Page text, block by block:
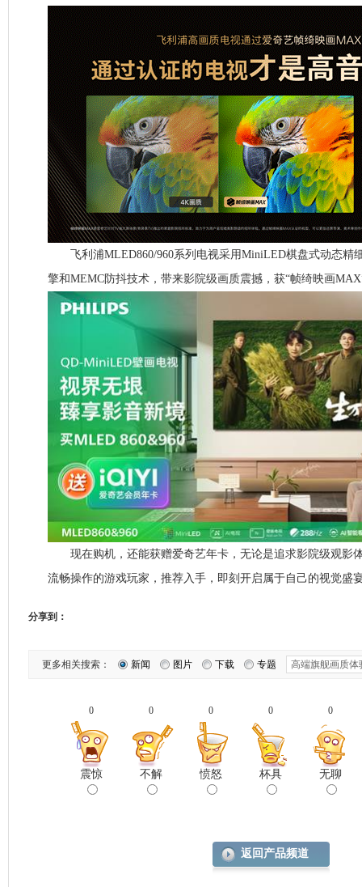
飞利浦MLED860/960系列电视采用MiniLED棋盘式动态精
擎和MEMC防抖技术，带来影院级画质震撼，获“帧绮映画
现在购机，还能获赠爱奇艺年卡，无论是追求影院级观影
流畅操作的游戏玩家，推荐入手，即刻开启属于自己的视觉盛
分享到：
更多相关搜索： 新闻 图片 下载 专题
0
震惊
0
不解
0
愤怒
0
杯具
0
无聊
返回产品频道